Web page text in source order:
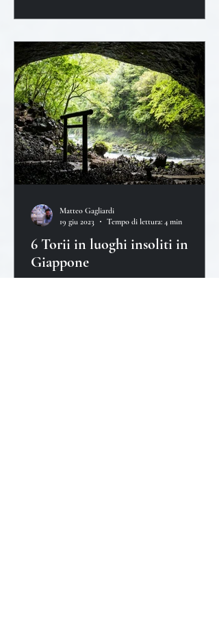
6 Torii in luoghi insoliti in
Giappone
Matteo Gagliardi
19 giu 2023
Tempo di lettura: 4 min